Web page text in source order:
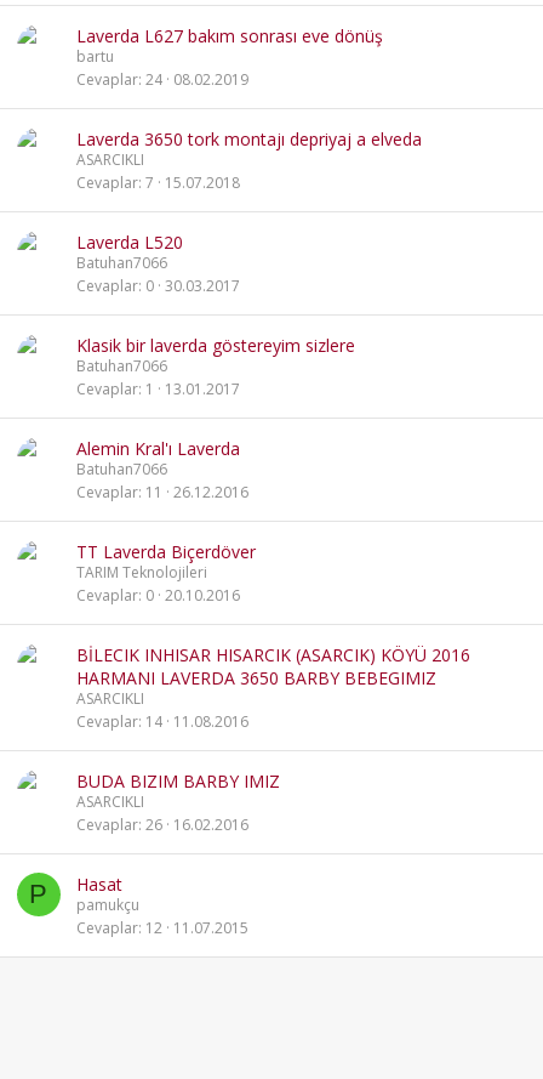
Laverda L627 bakım sonrası eve dönüş
bartu
Cevaplar 24 08.02.2019
Laverda 3650 tork montajı depriyaj a elveda
ASARCIKLI
Cevaplar 7 15.07.2018
Laverda L520
Batuhan7066
Cevaplar 0 30.03.2017
Klasik bir laverda göstereyim sizlere
Batuhan7066
Cevaplar 1 13.01.2017
Alemin Kral'ı Laverda
Batuhan7066
Cevaplar 11 26.12.2016
TT Laverda Biçerdöver
TARIM Teknolojileri
Cevaplar 0 20.10.2016
BİLECIK INHISAR HISARCIK (ASARCIK) KÖYÜ 2016
HARMANI LAVERDA 3650 BARBY BEBEGIMIZ
ASARCIKLI
Cevaplar 14 11.08.2016
BUDA BIZIM BARBY IMIZ
ASARCIKLI
Cevaplar 26 16.02.2016
P Hasat
pamukçu
Cevaplar 12 11.07.2015